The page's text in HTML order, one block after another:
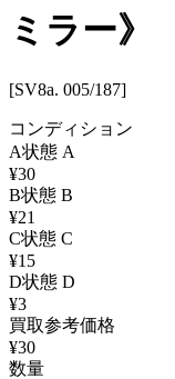
ミラー》
[SV8a. 005/187]
コンディション
A状態 A
¥30
B状態 B
¥21
C状態 C
¥15
D状態 D
¥3
買取参考価格
¥30
数量